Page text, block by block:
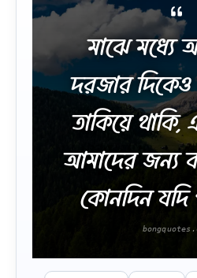
মাঝে মধ্যে
দরজার
তাকিয়ে থাকি,
আমাদের জন্য
কোনদিন যদি